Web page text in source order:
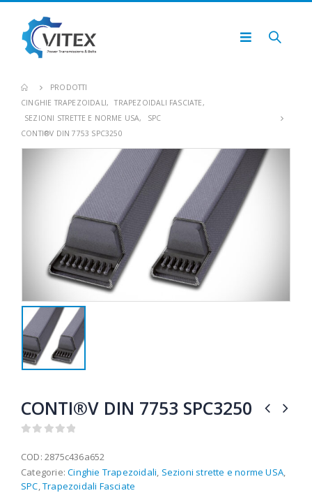
PRODOTTI
CINGHIE TRAPEZOIDALI, TRAPEZOIDALI FASCIATE,
SEZIONI STRETTE E NORME USA,
SPC
CONTI®V DIN 7753 SPC3250
CONTI®V DIN 7753 SPC3250
COD: 2875c436a652
Categorie:Cinghie Trapezoidali Sezioni strette e norme USA
SPC ,Trapezoidali Fasciate